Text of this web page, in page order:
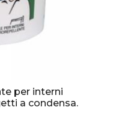
per interni
a condensa.